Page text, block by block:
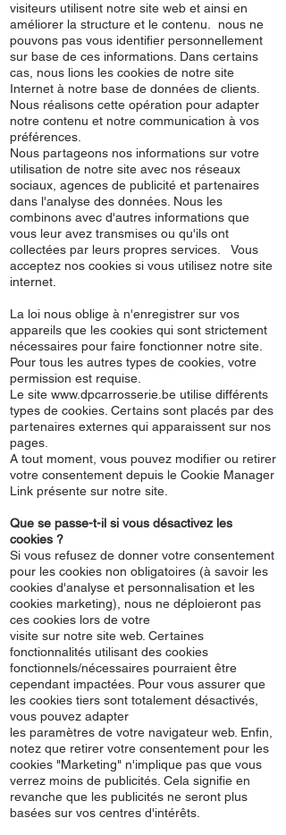
visiteurs utilisent notre site web et ainsi en
améliorer la structure et le contenu. nous ne
pouvons pas vous identifier personnellement
sur base de ces informations. Dans certains
cas, nous lions les cookies de notre site
Internet à notre base de données de clients.
Nous réalisons cette opération pour adapter
notre contenu et notre communication à vos
préférences.
Nous partageons nos informations sur votre
utilisation de notre site avec nos réseaux
sociaux, agences de publicité et partenaires
dans l'analyse des données. Nous les
combinons avec d'autres informations que
vous leur avez transmises ou qu'ils ont
collectées par leurs propres services. Vous
acceptez nos cookies si vous utilisez notre site
internet.
La loi nous oblige à n'enregistrer sur vos
appareils que les cookies qui sont strictement
nécessaires pour faire fonctionner notre site.
Pour tous les autres types de cookies, votre
permission est requise.
Le site www.dpcarrosserie.be utilise différents
types de cookies. Certains sont placés par des
partenaires externes qui apparaissent sur nos
pages.
A tout moment, vous pouvez modifier ou retirer
votre consentement depuis le Cookie Manager
Link présente sur notre site.
Que se passe-t-il si vous désactivez les
cookies ?
Si vous refusez de donner votre consentement
pour les cookies non obligatoires (à savoir les
cookies d'analyse et personnalisation et les
cookies marketing), nous ne déploieront pas
ces cookies lors de votre
visite sur notre site web. Certaines
fonctionnalités utilisant des cookies
fonctionnels/nécessaires pourraient être
cependant impactées. Pour vous assurer que
les cookies tiers sont totalement désactivés,
vous pouvez adapter
les paramètres de votre navigateur web. Enfin,
notez que retirer votre consentement pour les
cookies "Marketing" n'implique pas que vous
verrez moins de publicités. Cela signifie en
revanche que les publicités ne seront plus
basées sur vos centres d'intérêts.